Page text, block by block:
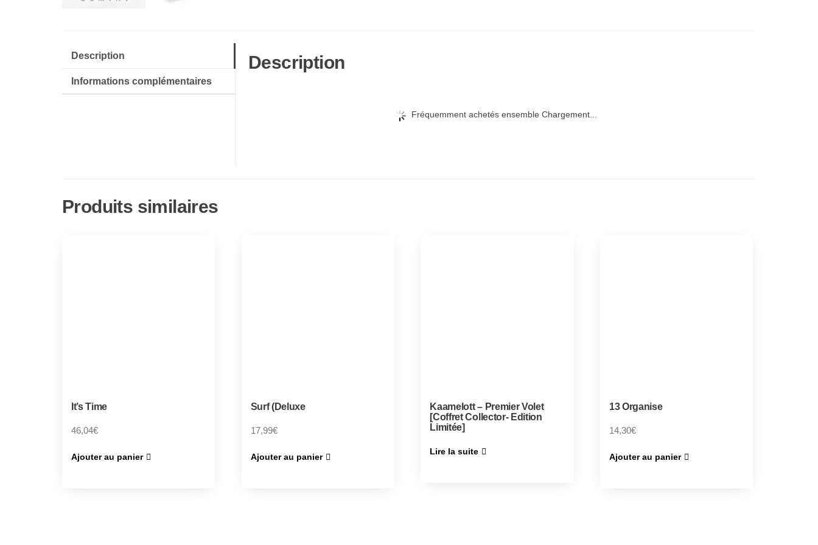
Description
Informations complémentaires
Description
Fréquemment achetés ensemble Chargement...
Produits similaires
It’s Time
46,04€
Ajouter au panier
Surf (Deluxe
17,99€
Ajouter au panier
Kaamelott – Premier Volet
[Coffret Collector- Edition
Limitée]
Lire la suite
13 Organise
14,30€
Ajouter au panier